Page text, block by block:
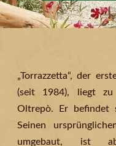
„Torrazzetta“, der
(seit 1984), liegt zu
Oltrepò. Er befindet
Seinen
umgebaut, ist